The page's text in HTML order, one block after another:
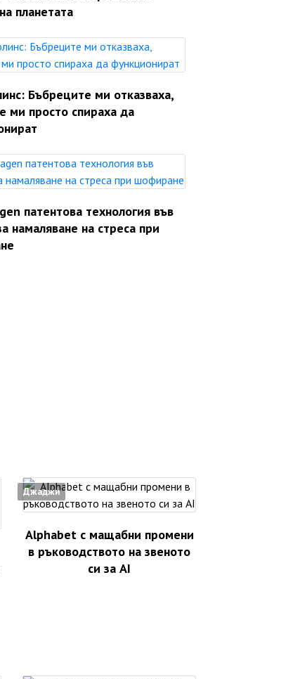
планетата
Бъбреците ми отказваха,
ми просто спираха да
патентова технология във
намаляване на стреса при
Джаджи
Alphabet с мащабни промени
в ръководството на звеното
си за AI